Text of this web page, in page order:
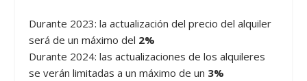
Durante 2023: la actualización del precio del alquiler
será de un máximo del 2%
Durante 2024: las actualizaciones de los alquileres
se verán limitadas a un máximo de un 3%